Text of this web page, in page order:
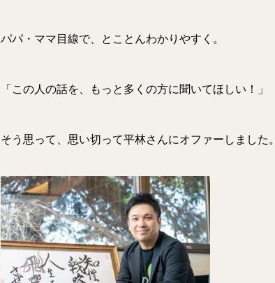
パパ・ママ目線で、とことんわかりやすく。
「この人の話を、もっと多くの方に聞いてほしい！」
そう思って、思い切って平林さんにオファーしました。